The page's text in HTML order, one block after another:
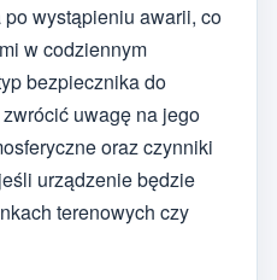
wystąpieniu awarii, co
w codziennym
bezpiecznika do
uwagę na jego
oraz czynniki
urządzenie będzie
terenowych czy